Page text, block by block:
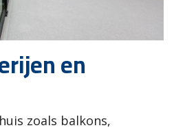
en
zoals balkons,